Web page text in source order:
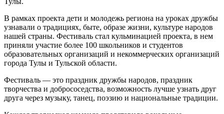
В рамках проекта дети и молодежь региона на уроках дружбы
узнавали о традициях, быте, образе жизни, культуре народов
нашей страны. Фестиваль стал кульминацией проекта, в нем
приняли участие более 100 школьников и студентов
образовательных организаций и некоммерческих организаций
города Тулы и Тульской области.
Фестиваль — это праздник дружбы народов, праздник
творчества и добрососедства, возможность лучше узнать друг
друга через музыку, танец, поэзию и национальные традиции.